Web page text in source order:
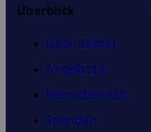
Überblick
Über Bethel
Angebote
Menschennah
Spenden